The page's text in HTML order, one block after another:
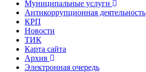
Муниципальные услуги
Антикоррупционная деятельность
КРП
Новости
ТИК
Карта сайта
Архив
Электронная очередь